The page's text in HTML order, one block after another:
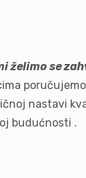
želimo se
nastavi
budućnosti .